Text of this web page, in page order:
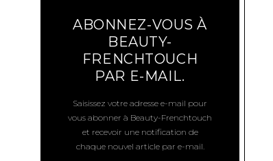
ABONNEZ-VOUS À
BEAUTY-
FRENCHTOUCH
PAR E-MAIL.
Saisissez votre adresse e-mail pour
vous abonner à Beauty-Frenchtouch
et recevoir une notification de
chaque nouvel article par e-mail.